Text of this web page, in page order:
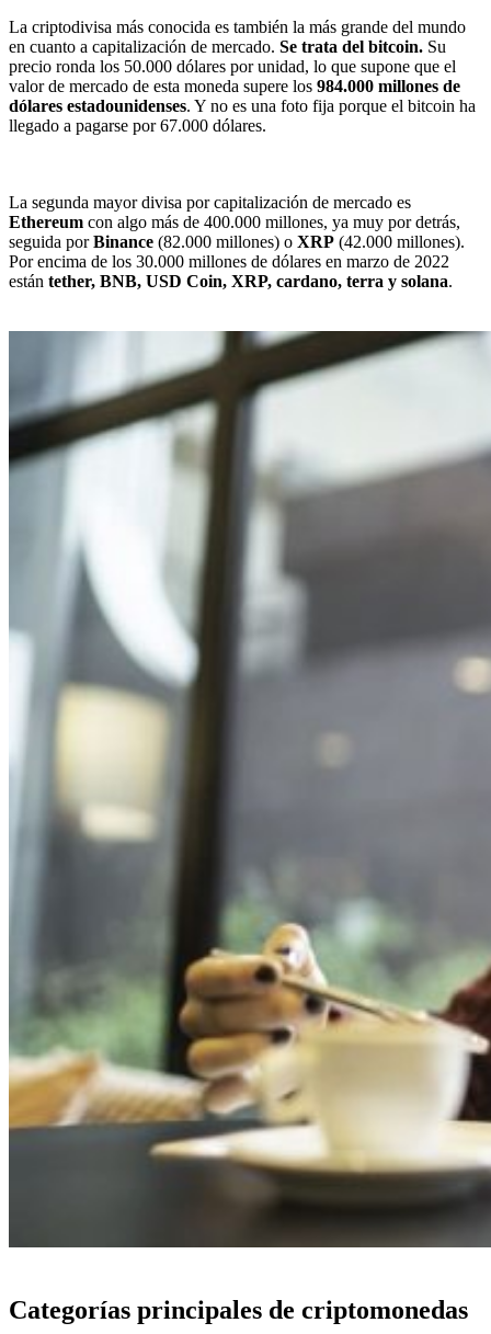
La criptodivisa más conocida es también la más grande del mundo
en cuanto a capitalización de mercado. Se trata del bitcoin. Su
precio ronda los 50.000 dólares por unidad, lo que supone que el
valor de mercado de esta moneda supere los 984.000 millones de
dólares estadounidenses. Y no es una foto fija porque el bitcoin ha
llegado a pagarse por 67.000 dólares.
La segunda mayor divisa por capitalización de mercado es
Ethereum con algo más de 400.000 millones, ya muy por detrás,
seguida porBinance (82.000 millones) o XRP (42.000 millones).
Por encima de los 30.000 millones de dólares en marzo de 2022
están tether, BNB, USD Coin, XRP, cardano, terra y solana.
Categorías principales de criptomonedas